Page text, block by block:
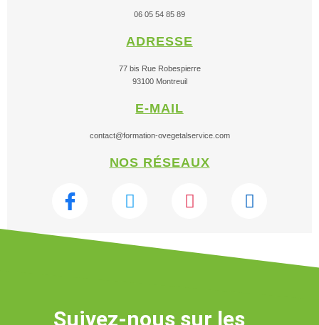
06 05 54 85 89
ADRESSE
77 bis Rue Robespierre
93100 Montreuil
E-MAIL
contact@formation-ovegetalservice.com
NOS RÉSEAUX
Suivez-nous sur les